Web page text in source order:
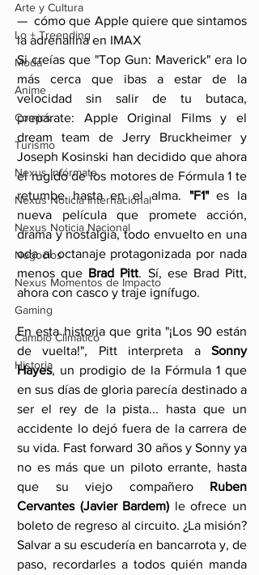
Arte y Cultura
Lo + Treending
Moda
Anime
Comics
Turismo
Nexus Infórmate
Nexus Noticia Internacional
Nexus Noticia Nacional
Negocios
Nexus Momentos de Impacto
Gaming
Cambio Climatico
Historia
—  cómo que Apple quiere que sintamos
la adrenalina en IMAX
Si creías que "Top Gun: Maverick" era lo
más cerca que ibas a estar de la
velocidad sin salir de tu butaca,
prepárate: Apple Original Films y el
dream team de Jerry Bruckheimer y
Joseph Kosinski han decidido que ahora
el rugido de los motores de Fórmula 1 te
retumbe hasta en el alma. "F1" es la
nueva película que promete acción,
drama y nostalgia, todo envuelto en una
oda al octanaje protagonizada por nada
menos que Brad Pitt. Sí, ese Brad Pitt,
ahora con casco y traje ignífugo.
En esta historia que grita "¡Los 90 están
de vuelta!", Pitt interpreta a Sonny
Hayes, un prodigio de la Fórmula 1 que
en sus días de gloria parecía destinado a
ser el rey de la pista... hasta que un
accidente lo dejó fuera de la carrera de
su vida. Fast forward 30 años y Sonny ya
no es más que un piloto errante, hasta
que su viejo compañero Ruben
Cervantes (Javier Bardem) le ofrece un
boleto de regreso al circuito. ¿La misión?
Salvar a su escudería en bancarrota y, de
paso, recordarles a todos quién manda